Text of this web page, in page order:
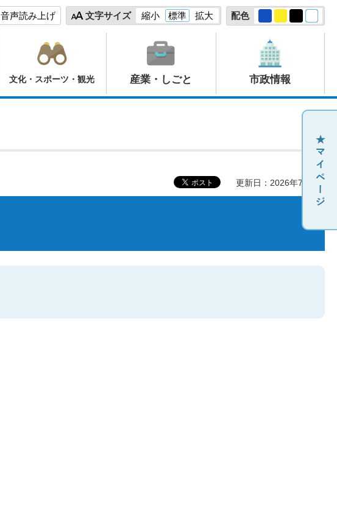
音声読み上げ 文字サイズ 縮小 標準 拡大 配色
文化・スポーツ・観光 産業・しごと 市政情報
更新日：2026年7月6日